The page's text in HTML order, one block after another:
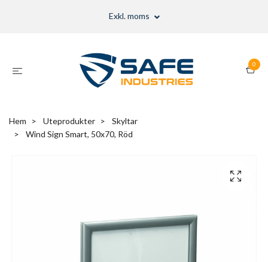
Exkl. moms
0
Hem Uteprodukter
Skyltar
Wind Sign Smart, 50x70, Röd